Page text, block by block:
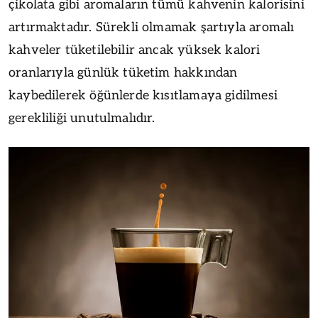
çikolata gibi aromaların tümü kahvenin kalorisini
artırmaktadır. Sürekli olmamak şartıyla aromalı
kahveler tüketilebilir ancak yüksek kalori
oranlarıyla günlük tüketim hakkından
kaybedilerek öğünlerde kısıtlamaya gidilmesi
gerekliliği unutulmalıdır.